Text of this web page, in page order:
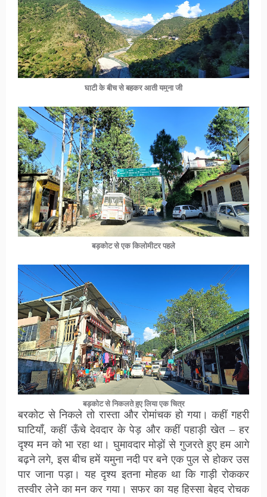
घाटी के बीच से बहकर आती यमुना जी
बड़कोट से एक किलोमीटर पहले
बड़कोट से निकलते हुए लिया एक चित्र
बरकोट से निकले तो रास्ता और रोमांचक हो गया। कहीं गहरी
घाटियाँ, कहीं ऊँचे देवदार के पेड़ और कहीं पहाड़ी खेत – हर
दृश्य मन को भा रहा था। घुमावदार मोड़ों से गुजरते हुए हम आगे
बढ़ने लगे, इस बीच हमें यमुना नदी पर बने एक पुल से होकर उस
पार जाना पड़ा। यह दृश्य इतना मोहक था कि गाड़ी रोककर
तस्वीर लेने का मन कर गया। सफर का यह हिस्सा बेहद रोचक